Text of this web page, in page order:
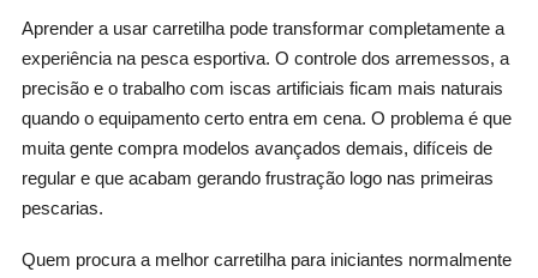
Aprender a usar carretilha pode transformar completamente a
experiência na pesca esportiva. O controle dos arremessos, a
precisão e o trabalho com iscas artificiais ficam mais naturais
quando o equipamento certo entra em cena. O problema é que
muita gente compra modelos avançados demais, difíceis de
regular e que acabam gerando frustração logo nas primeiras
pescarias.
Quem procura a melhor carretilha para iniciantes normalmente